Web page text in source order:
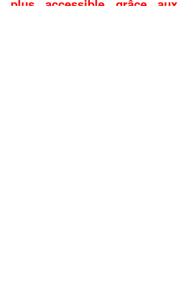
plus accessible grâce aux